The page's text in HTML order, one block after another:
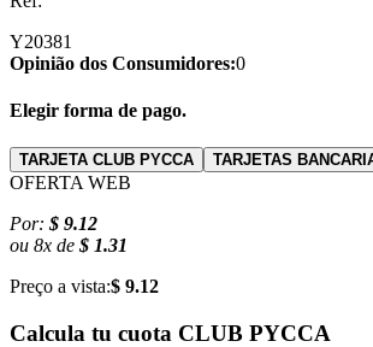
Y20381
Opinião dos Consumidores:0
Elegir forma de pago.
TARJETA CLUB PYCCA TARJETAS
OFERTA WEB
Por: $ 9.12
ou 8x de $ 1.31
Preço a vista:$ 9.12
Calcula tu cuota CLUB PYCCA